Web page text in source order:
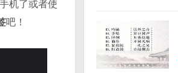
机了或者使
吧！